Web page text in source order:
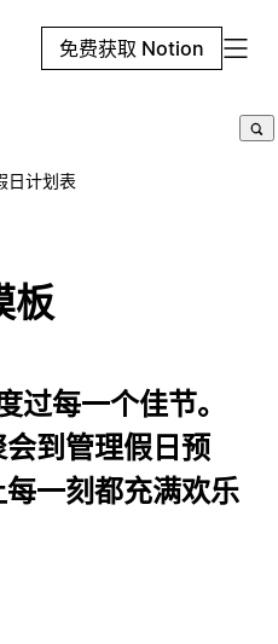
免费获取 Notion
日计划表
板
每一个佳节。
到管理假日预
一刻都充满欢乐